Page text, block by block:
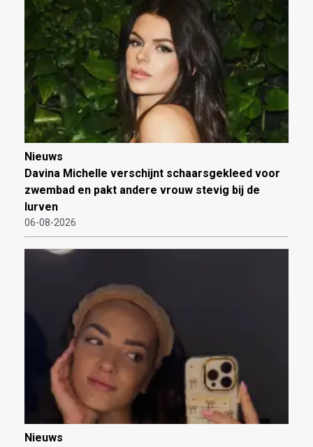
Nieuws
Davina Michelle verschijnt schaarsgekleed voor
zwembad en pakt andere vrouw stevig bij de
lurven
06-08-2026
Nieuws